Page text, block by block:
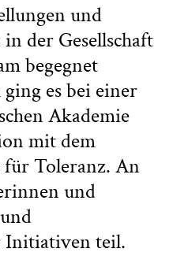
und
der Gesellschaft
begegnet
es bei einer
Akademie
mit dem
für Toleranz. An
und
Initiativen teil.